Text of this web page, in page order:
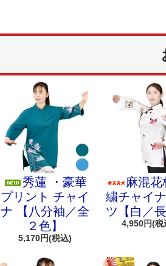
秀蓮 ・豪華
プリント チャイ
ナ 【八分袖／全
２色】
5,170円(税込)
麻混花
繍チャイ
ツ【白／長
4,950円(税